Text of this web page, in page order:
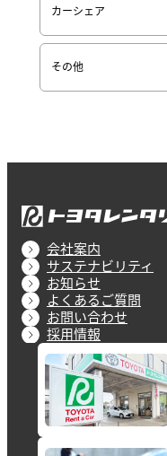
カーシェア
その他
会社案内
サステナビリティ
お知らせ
よくあるご質問
お問い合わせ
採用情報